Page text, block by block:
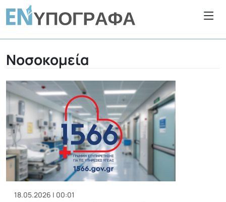
Νοσοκομεία
18.05.2026 | 00:01